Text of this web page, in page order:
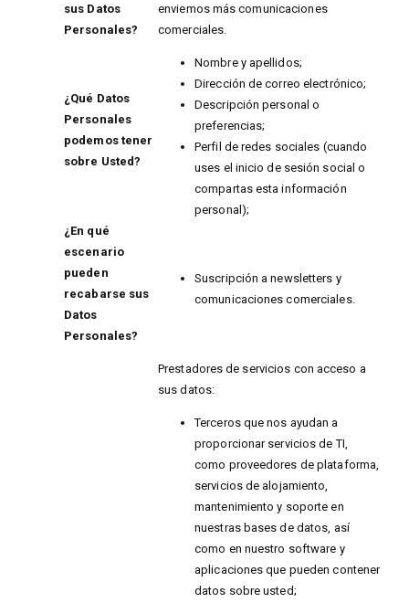
sus Datos
Personales?
enviemos más comunicaciones
comerciales.
¿Qué Datos
Personales
podemos tener
sobre Usted?
Nombre y apellidos;
Dirección de correo electrónico;
Descripción personal o
preferencias;
Perfil de redes sociales (cuando
uses el inicio de sesión social o
compartas esta información
personal);
¿En qué
escenario
pueden
recabarse sus
Datos
Personales?
Suscripción a newsletters y
comunicaciones comerciales.
Prestadores de servicios con acceso a
sus datos:
Terceros que nos ayudan a
proporcionar servicios de TI,
como proveedores de plataforma,
servicios de alojamiento,
mantenimiento y soporte en
nuestras bases de datos, así
como en nuestro software y
aplicaciones que pueden contener
datos sobre usted;